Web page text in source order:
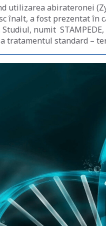
utilizarea abirateronei
înalt, a fost prezentat în
Studiul, numit
tratamentul standard –